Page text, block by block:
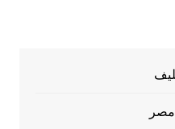
مصر